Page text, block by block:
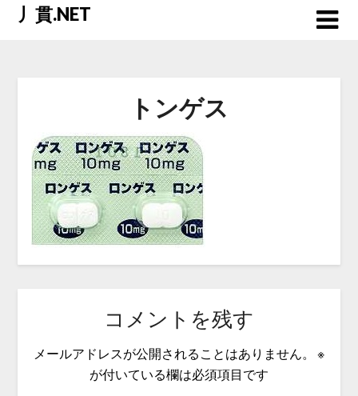
Skip丿貫.NET
トンゲス
コメントを残す
メールアドレスが公開されることはありません。
※
が付いている欄は必須項目です